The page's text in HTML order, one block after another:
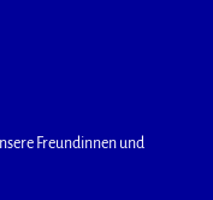
Freundinnen und